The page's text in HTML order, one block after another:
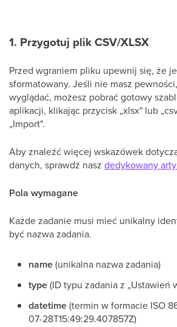
1. Przygotuj plik CSV/XLSX
Przed wgraniem pliku upewnij się, że
sformatowany. Jeśli nie masz
wyglądać, możesz pobrać gotowy
aplikacji, klikając przycisk „xlsx" lub
„Import".
Aby znaleźć więcej wskazówek
danych, sprawdź nasz dedykowany
Pola wymagane
Każde zadanie musi mieć unikalny
być nazwa zadania.
name(unikalna nazwa zadania)
type(ID typu zadania z „Ustawień
datetime(termin w formacie ISO
07-28T15:49:29.407857Z)